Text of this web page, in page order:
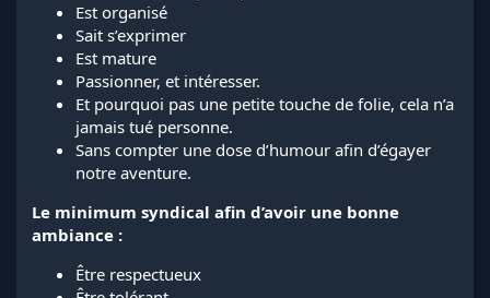
Est organisé
Sait s’exprimer
Est mature
Passionner, et intéresser.
Et pourquoi pas une petite touche de folie, cela n’a
jamais tué personne.
Sans compter une dose d’humour afin d’égayer
notre aventure.
Le minimum syndical afin d’avoir une bonne
ambiance :
Être respectueux